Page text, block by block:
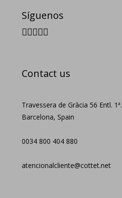
Síguenos
Contact us
Travessera de Gràcia 56 Entl. 1ª.
Barcelona, Spain
0034 800 404 880
atencionalcliente@cottet.net